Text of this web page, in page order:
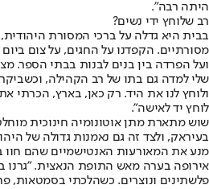
היתה רבה".
רב שלוחץ ידי נשים?
בבית היא גדלה על ברכי המסורת היהודית,
מסורתיים. הקפדנו על החגים, על צום
ועל הפרדה בין בנים לבנות בבתי הספר.
שלי למדה גם בתו של רב הקהילה,
ולוחץ לנו את היד. רק כאן, בארץ, הכרתי
לוחץ יד לאישה".
שוש מתארת מתן אוטונומיה חינוכית
בעיראק, ולצד זה גם נאמנות גדולה של
אירופה בערה מאש התופת הנאצית. "גרנו
פלשתינים ונוצרים. כשהלכתי בסמטאות,